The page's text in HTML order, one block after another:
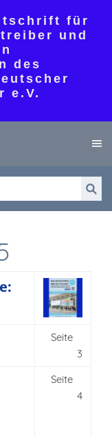
für
und
des
e.V.
Seite
3
Seite
4